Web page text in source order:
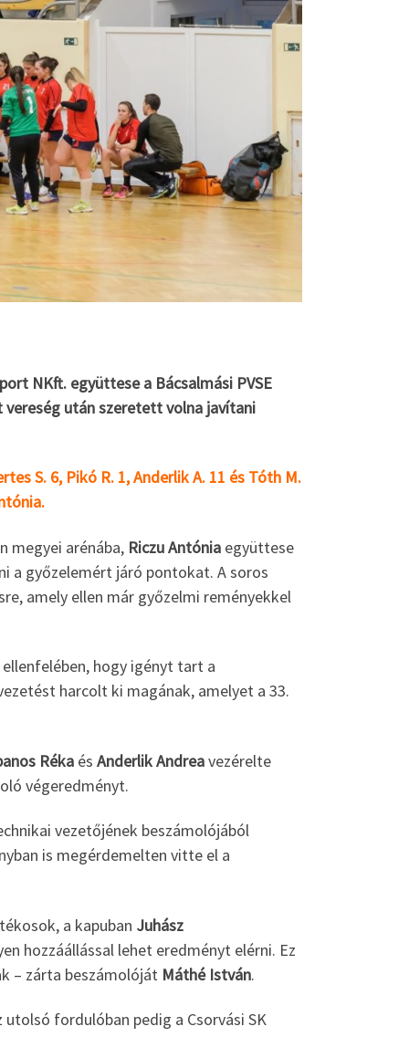
NKft. együttese a Bácsalmási PVSE
után szeretett volna javítani
S. 6, Pikó R. 1, Anderlik A. 11 és Tóth M.
megyei arénába, Riczu Antónia együttese
a győzelemért járó pontokat. A soros
amely ellen már győzelmi reményekkel
hogy igényt tart a
harcolt ki magának, amelyet a 33.
Réka és Anderlik Andreavezérelte
végeredményt.
vezetőjének beszámolójából
is megérdemelten vitte el a
a kapuban Juhász
hozzáállással lehet eredményt elérni. Ez
– zárta beszámolóját Máthé István.
fordulóban pedig a Csorvási SK